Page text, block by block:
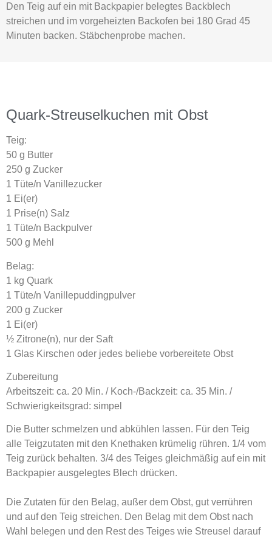
Den Teig auf ein mit Backpapier belegtes Backblech
streichen und im vorgeheizten Backofen bei 180 Grad 45
Minuten backen. Stäbchenprobe machen.
Quark-Streuselkuchen mit Obst
Teig:
50 g Butter
250 g Zucker
1 Tüte/n Vanillezucker
1 Ei(er)
1 Prise(n) Salz
1 Tüte/n Backpulver
500 g Mehl
Belag:
1 kg Quark
1 Tüte/n Vanillepuddingpulver
200 g Zucker
1 Ei(er)
½ Zitrone(n), nur der Saft
1 Glas Kirschen oder jedes beliebe vorbereitete Obst
Zubereitung
Arbeitszeit: ca. 20 Min. / Koch-/Backzeit: ca. 35 Min. /
Schwierigkeitsgrad: simpel
Die Butter schmelzen und abkühlen lassen. Für den Teig
alle Teigzutaten mit den Knethaken krümelig rühren. 1/4 vom
Teig zurück behalten. 3/4 des Teiges gleichmäßig auf ein mit
Backpapier ausgelegtes Blech drücken.
Die Zutaten für den Belag, außer dem Obst, gut verrühren
und auf den Teig streichen. Den Belag mit dem Obst nach
Wahl belegen und den Rest des Teiges wie Streusel darauf